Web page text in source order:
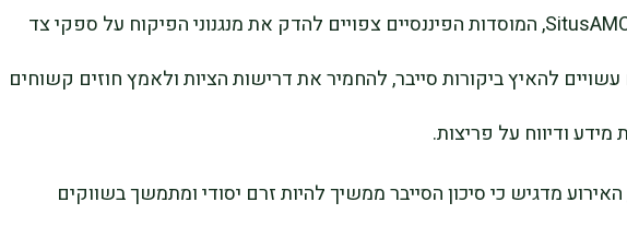
בעקבות פרצת SitusAMC, המוסדות הפיננסיים צפויים להדק את מנגנוני הפיקוח על ספקי צד
להאיץ ביקורות סייבר, להחמיר את דרישות הציות ולאמץ חוזים קשוחים
מידע ודיווח על פריצות.
מדגיש כי סיכון הסייבר ממשיך להיות זרם יסודי ומתמשך בשווקים